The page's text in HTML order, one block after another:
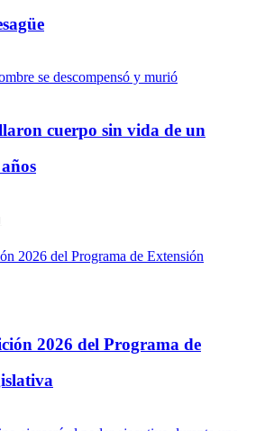
cuerpo sin vida de un
2026 del Programa de